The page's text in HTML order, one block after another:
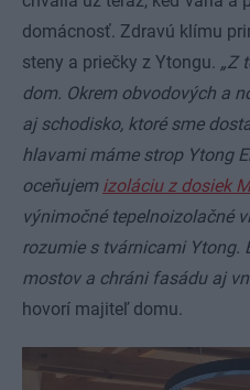
domácnosť. Zdravú klímu
steny a priečky z Ytongu. „Z
dom. Okrem obvodových a
aj schodisko, ktoré sme
hlavami máme strop Ytong
oceňujem izoláciu z dosiek
výnimočné tepelnoizolačné
rozumie s tvárnicami Ytong.
mostov a chráni fasádu aj
hovorí majiteľ domu.